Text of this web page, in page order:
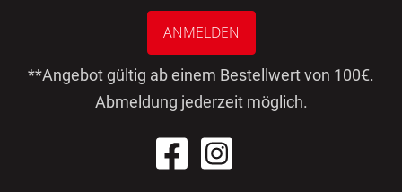
ANMELDEN
**Angebot gültig ab einem Bestellwert von 100€.
Abmeldung jederzeit möglich.